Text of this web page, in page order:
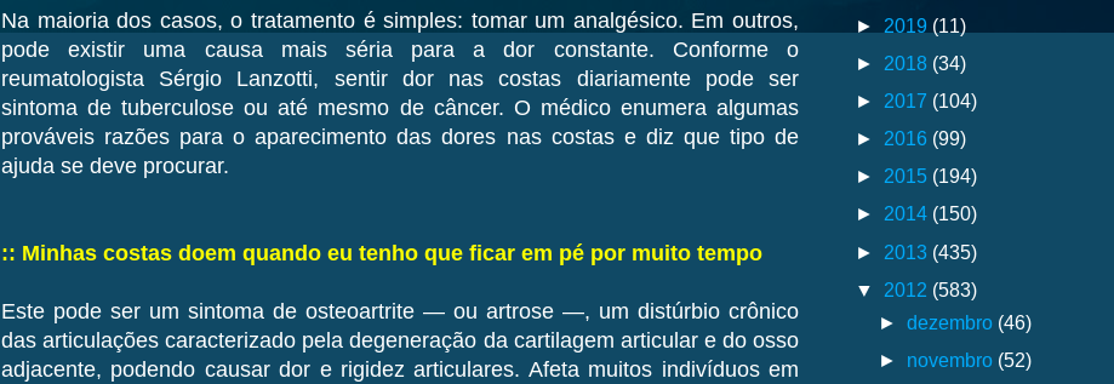
Na maioria dos casos, o tratamento é simples: tomar um analgésico. Em outros,
pode existir uma causa mais séria para a dor constante. Conforme o
reumatologista Sérgio Lanzotti, sentir dor nas costas diariamente pode ser
sintoma de tuberculose ou até mesmo de câncer. O médico enumera algumas
prováveis razões para o aparecimento das dores nas costas e diz que tipo de
ajuda se deve procurar.
:: Minhas costas doem quando eu tenho que ficar em pé por muito tempo
Este pode ser um sintoma de osteoartrite — ou artrose —, um distúrbio crônico
das articulações caracterizado pela degeneração da cartilagem articular e do osso
adjacente, podendo causar dor e rigidez articulares. Afeta muitos indivíduos em
► 2019 (11)
► 2018 (34)
► 2017 (104)
► 2016 (99)
► 2015 (194)
► 2014 (150)
► 2013 (435)
▼ 2012 (583)
►dezembro (46)
► novembro (52)